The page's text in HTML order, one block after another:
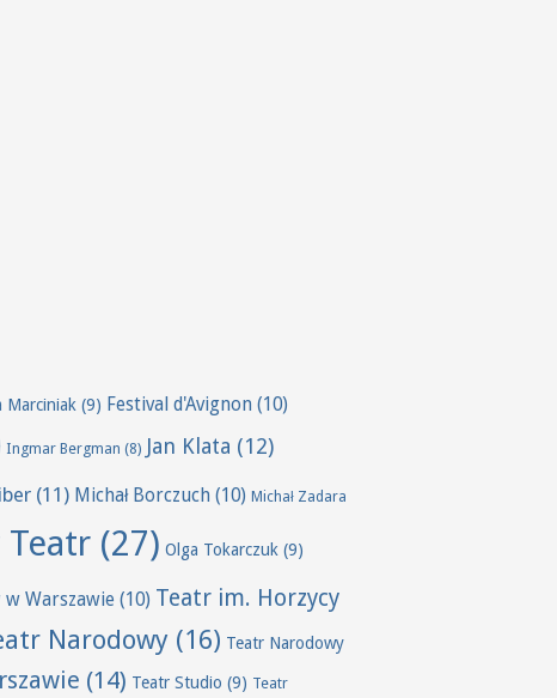
Marciniak (9) Festival d'Avignon (10)
Ingmar Bergman (8) Jan Klata (12)
(11) Michał Borczuch (10) Michał Zadara
Teatr (27) Olga Tokarczuk (9)
Warszawie (10) Teatr im. Horzycy
Narodowy (16) Teatr Narodowy
(14) Teatr Studio (9) Teatr